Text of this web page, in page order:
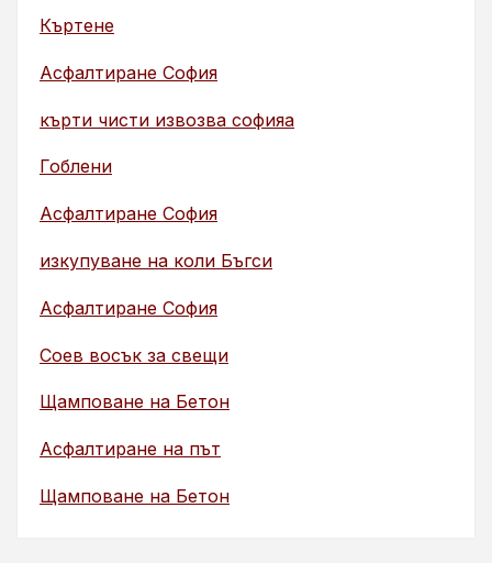
Къртене
Асфалтиране София
кърти чисти извозва софияа
Гоблени
Асфалтиране София
изкупуване на коли Бъгси
Асфалтиране София
Соев восък за свещи
Щамповане на Бетон
Асфалтиране на път
Щамповане на Бетон